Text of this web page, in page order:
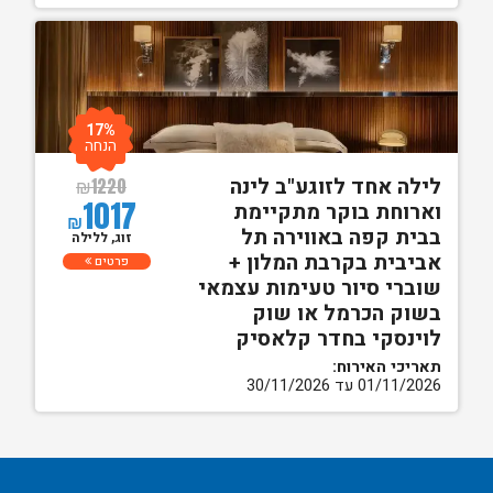
לילה אחד לזוגע"ב לינה
וארוחת בוקר מתקיימת
בבית קפה באווירה תל
אביבית בקרבת המלון +
שוברי סיור טעימות עצמאי
בשוק הכרמל או שוק
לוינסקי בחדר קלאסיק
תאריכי האירוח:
01/11/2026 עד 30/11/2026
₪1220
₪1017
17%
הנחה
זוג, ללילה
פרטים